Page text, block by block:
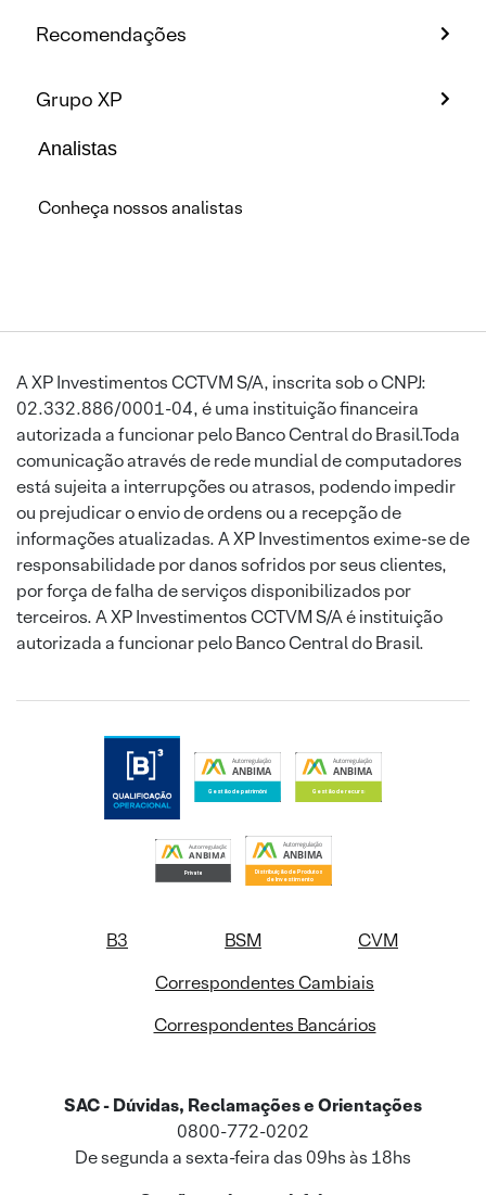
Recomendações
Grupo XP
Analistas
Conheça nossos analistas
A XP Investimentos CCTVM S/A, inscrita sob o CNPJ:
02.332.886/0001-04, é uma instituição financeira
autorizada a funcionar pelo Banco Central do Brasil.Toda
comunicação através de rede mundial de computadores
está sujeita a interrupções ou atrasos, podendo impedir
ou prejudicar o envio de ordens ou a recepção de
informações atualizadas. A XP Investimentos exime-se de
responsabilidade por danos sofridos por seus clientes,
por força de falha de serviços disponibilizados por
terceiros. A XP Investimentos CCTVM S/A é instituição
autorizada a funcionar pelo Banco Central do Brasil.
B3 BSM
CVM
Correspondentes Cambiais
Correspondentes Bancários
SAC - Dúvidas, Reclamações e Orientações
0800-772-0202
De segunda a sexta-feira das 09hs às 18hs